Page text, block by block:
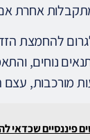
אחרת
להחמצת
נוחים,
מורכבות, עצם
פיננסיים שכדאי